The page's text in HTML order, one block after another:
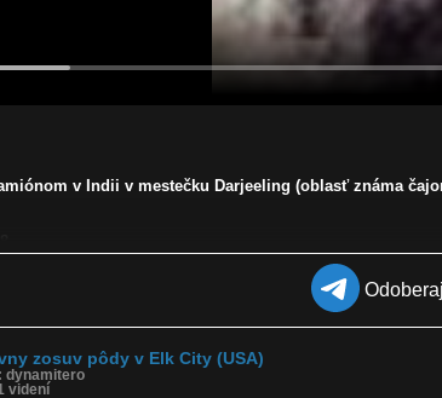
v Indii v mestečku Darjeeling (oblasť známa
cesta, auto
zosuv pôdy v Elk City (USA)
dynamitero
videní